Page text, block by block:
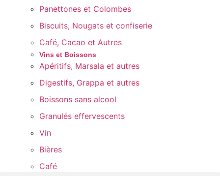
Panettones et Colombes
Biscuits, Nougats et confiserie
Café, Cacao et Autres
Vins et Boissons
Apéritifs, Marsala et autres
Digestifs, Grappa et autres
Boissons sans alcool
Granulés effervescents
Vin
Bières
Café